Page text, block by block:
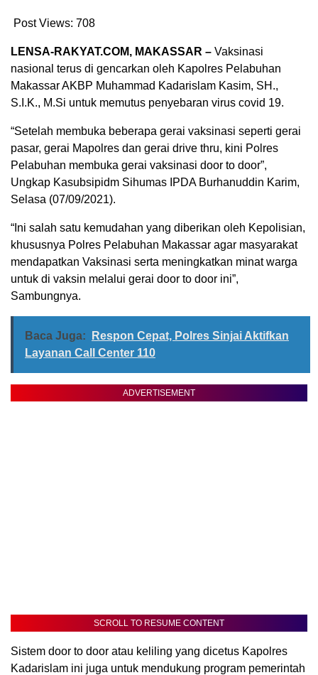
Post Views: 708
LENSA-RAKYAT.COM, MAKASSAR – Vaksinasi
nasional terus di gencarkan oleh Kapolres Pelabuhan
Makassar AKBP Muhammad Kadarislam Kasim, SH.,
S.I.K., M.Si untuk memutus penyebaran virus covid 19.
“Setelah membuka beberapa gerai vaksinasi seperti gerai
pasar, gerai Mapolres dan gerai drive thru, kini Polres
Pelabuhan membuka gerai vaksinasi door to door”,
Ungkap Kasubsipidm Sihumas IPDA Burhanuddin Karim,
Selasa (07/09/2021).
“Ini salah satu kemudahan yang diberikan oleh Kepolisian,
khususnya Polres Pelabuhan Makassar agar masyarakat
mendapatkan Vaksinasi serta meningkatkan minat warga
untuk di vaksin melalui gerai door to door ini”,
Sambungnya.
Baca Juga:
Respon Cepat, Polres Sinjai Aktifkan
Layanan Call Center 110
ADVERTISEMENT
SCROLL TO RESUME CONTENT
Sistem door to door atau keliling yang dicetus Kapolres
Kadarislam ini juga untuk mendukung program pemerintah